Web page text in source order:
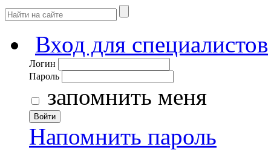
Вход для специалистов
Логин
Пароль
запомнить меня
Войти
Напомнить пароль